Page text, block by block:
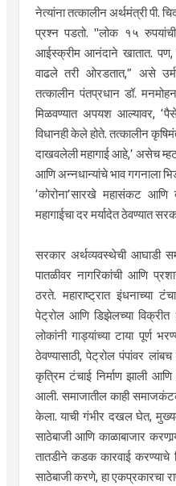
नेत्यांना तत्कालीन अर्थमंत्री पी.
प्रश्न पडतो. "लोक १५
आईस्क्रीम आनंदाने खातात.
वाढले तरी ओरडतात,” असे
तत्कालीन पंतप्रधान डॉ.
मिळवण्यात अपयश आल्यावर,
विधानही केले होते. तत्कालीन
दाखवलेली महागाई आहे,’ असेच
आणि अन्नधान्यांचे भाव गगनाला
‘कोरोना’सारखे महासंकट
महागाईचा दर मर्यादेत ठेवण्यात
सरकार अर्थव्यवस्थेची आघाडी
पातळीवर नागरिकांची आणि
ठरते. महाराष्ट्रात इंधनाच्या
पेट्रोल आणि डिझेलच्या विक्रीत
लोकांनी गाड्यांच्या टाया पूर्ण
ठेवण्यासाठी, पेट्रोल पंपांवर
कृत्रिम टंचाई निर्माण झाली
आली. समाजातील काही
केला. याची गंभीर दखल घेत,
साठेबाजी आणि काळाबाजार
तातडीने कडक कारवाई करण्याचे
साठेबाजी करणे, हा एकप्रकारचा